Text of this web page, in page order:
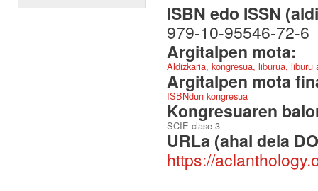
ISBN edo ISSN
979-10-95546-72-6
Argitalpen mota:
Aldizkaria, kongresua, liburua,
Argitalpen mota
ISBNdun kongresua
Kongresuaren
SCIE clase 3
URLa (ahal dela
https://